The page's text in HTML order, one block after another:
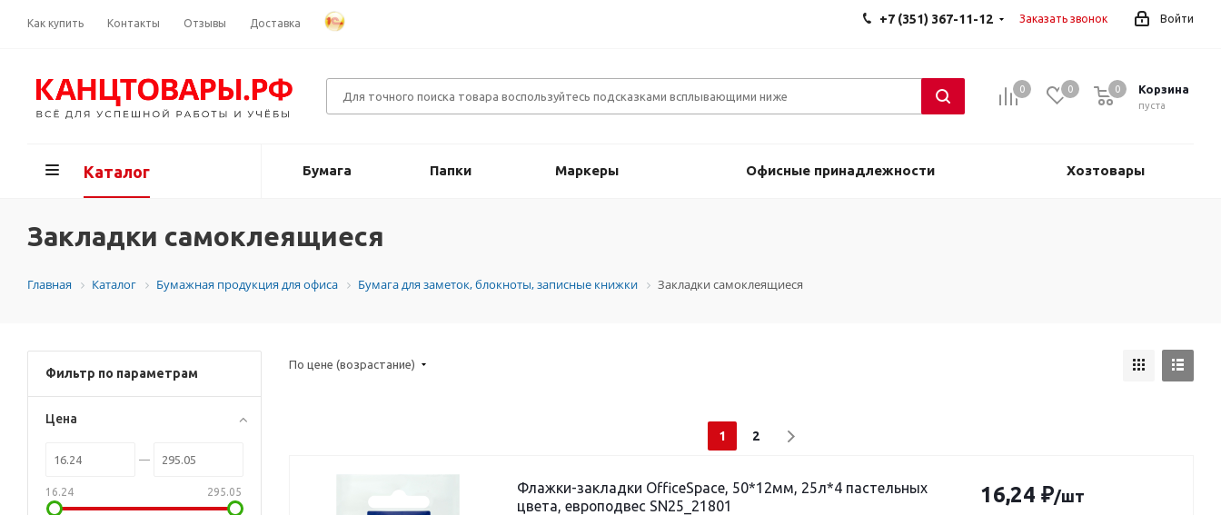
Как купить Контакты Отзывы Доставка Войти
+7 (351) 367-11-12 Заказать звонок
0 0 Корзина
0
пуста
0
Каталог Бумага Папки Маркеры Офисные принадлежности Хозтовары
Закладки самоклеящиеся
Главная Каталог Бумажная продукция для офиса Бумага для заметок, блокноты, записные книжки Закладки самоклеящиеся
По цене (возрастание)
1 2
Флажки-закладки OfficeSpace, 50*12мм, 25л*4 пастельных
цвета, европодвес SN25_21801
16,24 ₽/шт
Фильтр по параметрам
Цена
16.24 295.05